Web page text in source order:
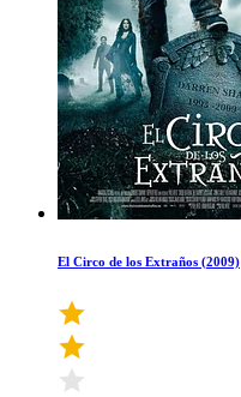
El Circo de los Extraños (2009)